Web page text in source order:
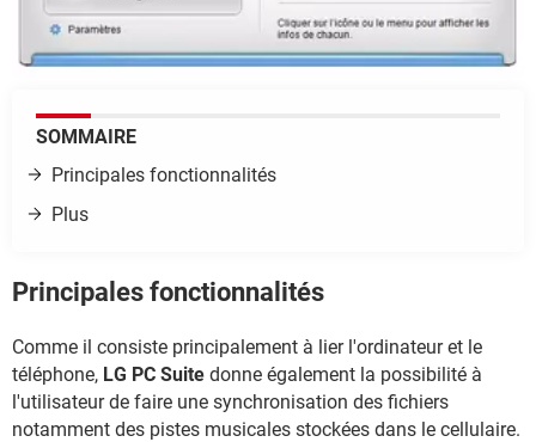
SOMMAIRE
Principales fonctionnalités
Plus
Principales fonctionnalités
Comme il consiste principalement à lier l'ordinateur et le
téléphone, LG PC Suite donne également la possibilité à
l'utilisateur de faire une synchronisation des fichiers
notamment des pistes musicales stockées dans le cellulaire.